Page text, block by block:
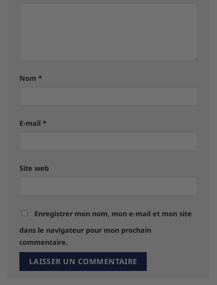
Nom *
E-mail *
Site web
Enregistrer mon nom, mon e-mail et mon site
dans le navigateur pour mon prochain
commentaire.